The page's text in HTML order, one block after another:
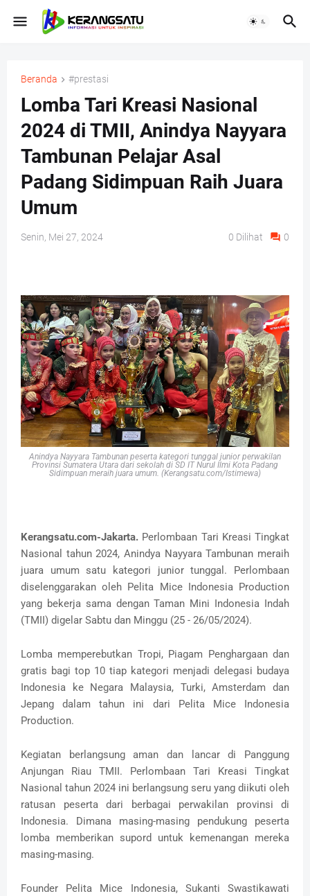
Beranda #prestasi
Lomba Tari Kreasi Nasional
2024 di TMII, Anindya Nayyara
Tambunan Pelajar Asal
Padang Sidimpuan Raih Juara
Umum
Senin, Mei 27, 2024 0 Dilihat 0
Anindya Nayyara Tambunan peserta kategori tunggal junior perwakilan
Provinsi Sumatera Utara dari sekolah di SD IT Nurul Ilmi Kota Padang
Sidimpuan meraih juara umum. (Kerangsatu.com/Istimewa)
Kerangsatu.com-Jakarta. Perlombaan Tari Kreasi Tingkat
Nasional tahun 2024, Anindya Nayyara Tambunan meraih
juara umum satu kategori junior tunggal. Perlombaan
diselenggarakan oleh Pelita Mice Indonesia Production
yang bekerja sama dengan Taman Mini Indonesia Indah
(TMII) digelar Sabtu dan Minggu (25 - 26/05/2024).
Lomba memperebutkan Tropi, Piagam Penghargaan dan
gratis bagi top 10 tiap kategori menjadi delegasi budaya
Indonesia ke Negara Malaysia, Turki, Amsterdam dan
Jepang dalam tahun ini dari Pelita Mice Indonesia
Production.
Kegiatan berlangsung aman dan lancar di Panggung
Anjungan Riau TMII. Perlombaan Tari Kreasi Tingkat
Nasional tahun 2024 ini berlangsung seru yang diikuti oleh
ratusan peserta dari berbagai perwakilan provinsi di
Indonesia. Dimana masing-masing pendukung peserta
lomba memberikan supord untuk kemenangan mereka
masing-masing.
Founder Pelita Mice Indonesia, Sukanti Swastikawati